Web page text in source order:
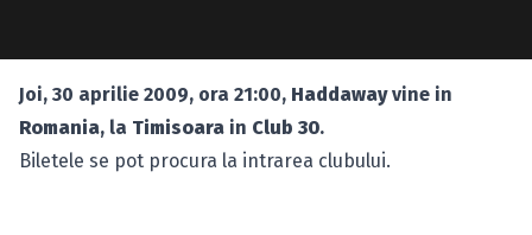
Joi, 30 aprilie 2009, ora 21:00, Haddawayvine in
Romania, la Timisoara in Club 30.
Biletele se pot procura la intrarea clubului.